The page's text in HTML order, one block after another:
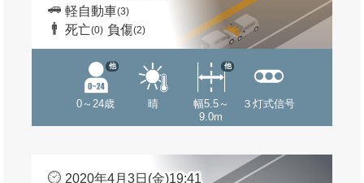
軽自動車(3)
死亡(0) 負傷(2)
0～24歳
他
晴
幅5.5～
9.0m
他
３灯式信号
2020年4月3日(金)19:41